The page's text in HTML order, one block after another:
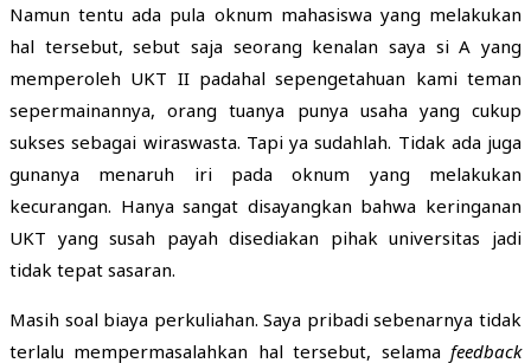
Namun tentu ada pula oknum mahasiswa yang melakukan
hal tersebut, sebut saja seorang kenalan saya si A yang
memperoleh UKT II padahal sepengetahuan kami teman
sepermainannya, orang tuanya punya usaha yang cukup
sukses sebagai wiraswasta. Tapi ya sudahlah. Tidak ada juga
gunanya menaruh iri pada oknum yang melakukan
kecurangan. Hanya sangat disayangkan bahwa keringanan
UKT yang susah payah disediakan pihak universitas jadi
tidak tepat sasaran.
Masih soal biaya perkuliahan. Saya pribadi sebenarnya tidak
terlalu mempermasalahkan hal tersebut, selama feedback